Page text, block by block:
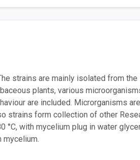
strains are mainly isolated from
plants, various
are included. Microrganisms
strains form collection of other
°C, with mycelium plug in water
mycelium.